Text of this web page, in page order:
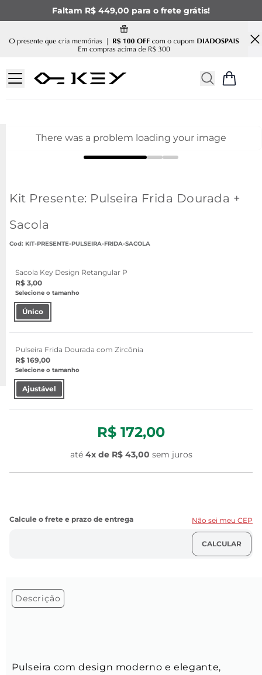
Faltam R$ 449,00 para o frete grátis!
There was a problem loading your image
Kit Presente: Pulseira Frida Dourada +
Sacola
: KIT-PRESENTE-PULSEIRA-FRIDA-SACOLA
Sacola Key Design Retangular P
R$ 3,00
Selecione o tamanho
Único
Pulseira Frida Dourada com Zircônia
R$ 169,00
Selecione o tamanho
Ajustável
R$ 172,00
até 4x de R$ 43,00 sem juros
Não sei meu CEP
Descrição
Pulseira com design moderno e elegante,